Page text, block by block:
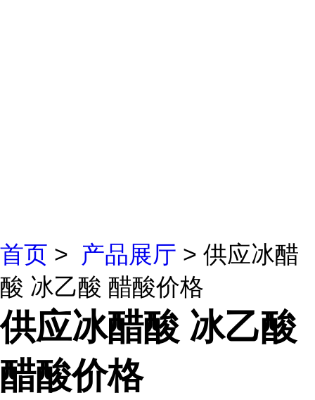
首页 > 产品展厅 > 供应冰醋
酸 冰乙酸 醋酸价格
供应冰醋酸 冰乙酸
醋酸价格